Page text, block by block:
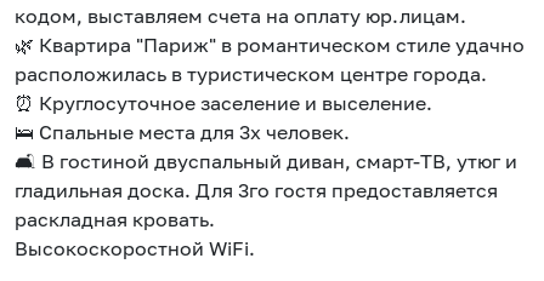
кодом, выставляем счета на оплату юр.лицам.
🌿 Квартира "Париж" в романтическом стиле удачно
расположилась в туристическом центре города.
⏰ Круглосуточное заселение и выселение.
🛌 Спальные места для 3х человек.
🛋️ В гостиной двуспальный диван, смарт-ТВ, утюг и
гладильная доска. Для 3го гостя предоставляется
раскладная кровать.
Высокоскоростной WiFi.